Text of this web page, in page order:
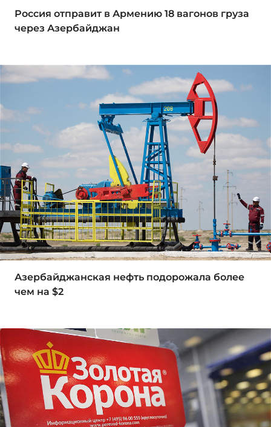
Россия отправит в Армению 18 вагонов груза
через Азербайджан
Азербайджанская нефть подорожала более
чем на $2